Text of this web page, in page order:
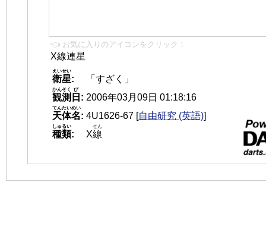
👈 お気に入りのアイコンをクリック！
X線連星
衛星
えいせい
:
「すざく」
観測
かんそく
日
び
: 2006年03月09日 01:18:16
天体名
てんたいめい
: 4U1626-67 [自由研究 (英語)]
種類
しゅるい
: X線
せん